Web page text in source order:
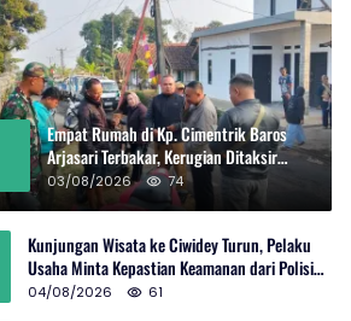
Empat Rumah di Kp. Cimentrik Baros
Arjasari Terbakar, Kerugian Ditaksir
Rp600 Juta
03/08/2026 74
Kunjungan Wisata ke Ciwidey Turun, Pelaku
Usaha Minta Kepastian Keamanan dari Polisi
dan Pemprov Jabar
04/08/2026 61